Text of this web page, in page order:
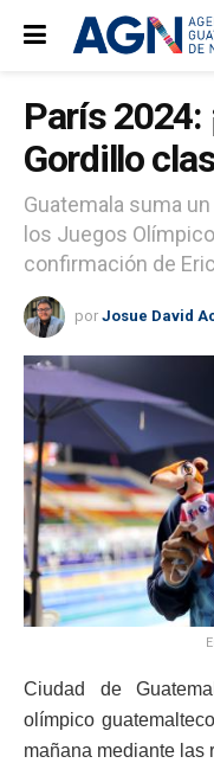
París 2024:
Gordillo
Guatemala suma
los Juegos
confirmación de
por Josue David
Ciudad de
olímpico
mañana mediante las